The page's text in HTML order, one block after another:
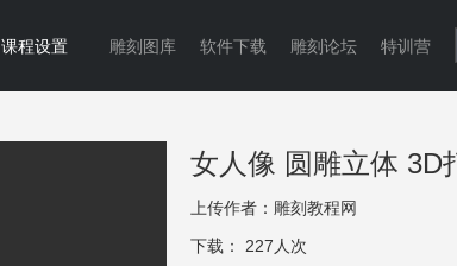
课程设置 雕刻图库 软件下载 雕刻论坛 特训营
女人像 圆雕立体 3D
上传作者： 雕刻教程网
下载：
227人次